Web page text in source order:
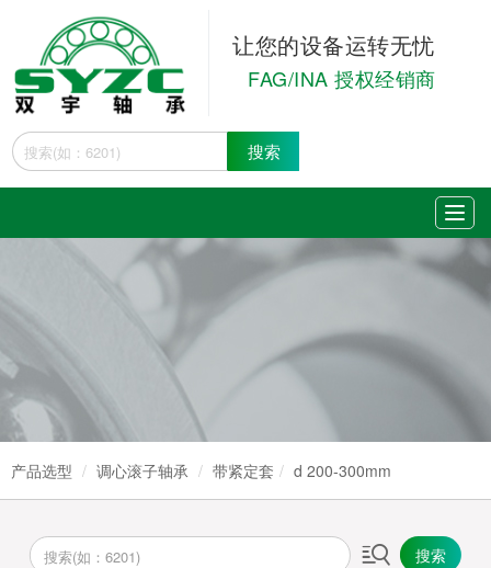
让您的设备运转无忧
FAG/INA 授权经销商
搜索
产品选型 调心滚子轴承 带紧定套 d 200-300mm
搜索